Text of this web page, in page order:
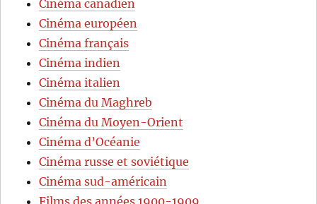
Cinéma canadien
Cinéma européen
Cinéma français
Cinéma indien
Cinéma italien
Cinéma du Maghreb
Cinéma du Moyen-Orient
Cinéma d’Océanie
Cinéma russe et soviétique
Cinéma sud-américain